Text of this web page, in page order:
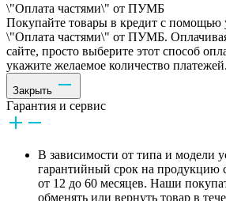
\"Оплата частями\" от ПУМБ
Покупайте товары в кредит с помощью
\"Оплата частями\" от ПУМБ. Оплачивая
сайте, просто выберите этот способ
укажите желаемое количество платежей.
Закрыть
Гарантия и сервис
В зависимости от типа и модели
гарантийный срок на продукцию
от 12 до 60 месяцев. Наши
обменять или вернуть товар в